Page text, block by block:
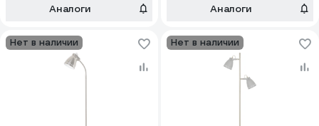
Аналоги Аналоги
Нет в наличии Нет в наличии